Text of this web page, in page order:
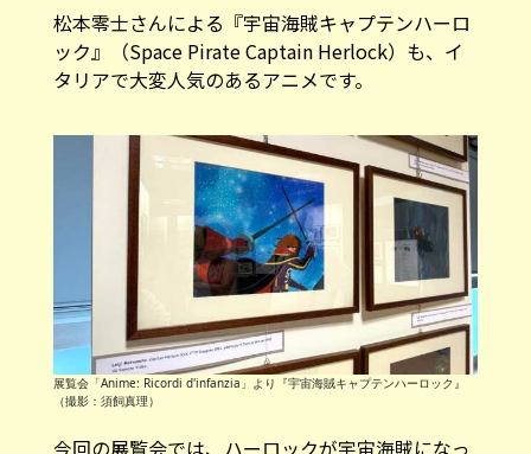
松本零士さんによる『宇宙海賊キャプテンハーロ
ック』（Space Pirate Captain Herlock）も、イ
タリアで大変人気のあるアニメです。
展覧会「Anime: Ricordi d'infanzia」より『宇宙海賊キャプテンハーロック』
（撮影：須飼真理）
今回の展覧会では、ハーロックが宇宙海賊になっ